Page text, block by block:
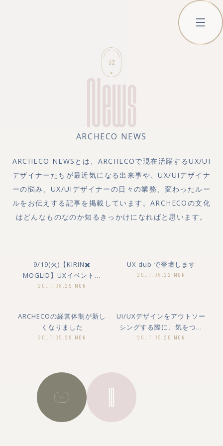
Archeco
News
ARCHECO NEWS
ARCHECO NEWSとは、ARCHECOで現在活躍するUX/UI
デザイナーたちが最近気になる出来事や、UX/UIデザイナ
ーの悩み、UX/UIデザイナーの日々の業務、変わったルー
ルをお伝えする記事を掲載しています。ARCHECOの文化
はどんなものなのか知るきっかけになればと思います。
9/19(火)【KIRIN✖️
MOGLID】UXイベント開
催！
2017.08.29.MON
UX dub で登壇します
2017.06.22.MON
ARCHECOの経営体制が新し
くなりました
2017.05.29.MON
UI/UXデザインをアウトソー
シングする際に、気をつけ
るべきポイントと対策
2017.05.29.MON
10